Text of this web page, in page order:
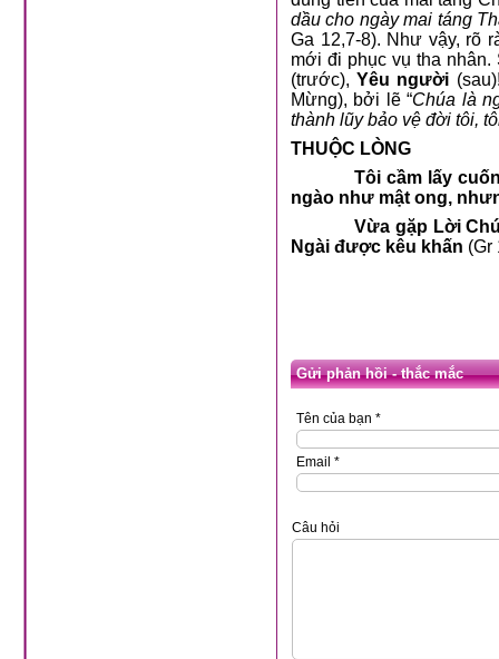
dầu cho ngày mai táng
Ga 12,7-8). Như vậy, rõ
mới đi phục vụ tha
(trước), Yêu người
Mừng), bởi lẽ “Chúa là
thành lũy bảo vệ đời tôi,
THUỘC LÒNG
Tôi cầm lấy
ngào như mật ong,
Vừa gặp Lời
Ngài được kêu khấn (Gr
Gửi phản hồi - thắc mắc
Tên của bạn *
Email *
Câu hỏi